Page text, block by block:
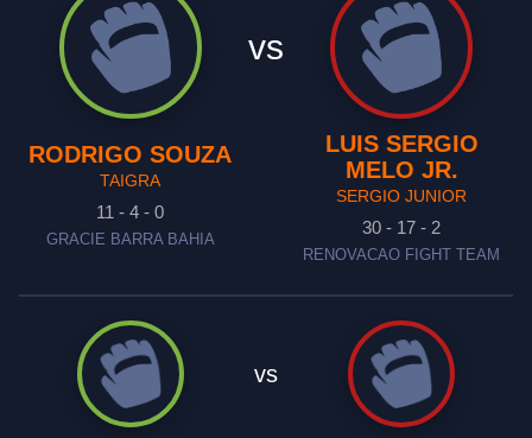
RODRIGO SOUZA
TAIGRA
11 - 4 - 0
GRACIE BARRA BAHIA
vs
LUIS SERGIO
MELO JR.
SERGIO JUNIOR
30 - 17 - 2
RENOVACAO FIGHT TEAM
vs